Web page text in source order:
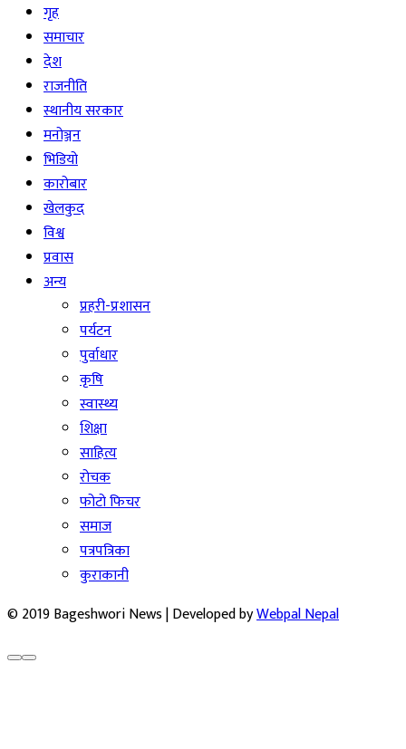
गृह
समाचार
देश
राजनीति
स्थानीय सरकार
मनोञ्जन
भिडियो
कारोबार
खेलकुद
विश्व
प्रवास
अन्य
प्रहरी-प्रशासन
पर्यटन
पुर्वाधार
कृषि
स्वास्थ्य
शिक्षा
साहित्य
रोचक
फोटो फिचर
समाज
पत्रपत्रिका
कुराकानी
© 2019 Bageshwori News | Developed byWebpal Nepal